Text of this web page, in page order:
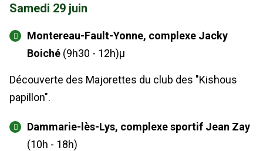
Samedi 29 juin
Montereau-Fault-Yonne, complexe Jacky
Boiché (9h30 - 12h)µ
Découverte des Majorettes du club des "Kishous
papillon".
Dammarie-lès-Lys, complexe sportif Jean Zay
(10h - 18h)